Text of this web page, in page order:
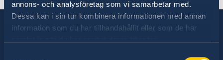
annons- och analysföretag som vi samarbetar med.
Dessa kan i sin tur kombinera informationen med annan
information som du har tillhandahållit eller som de har
Sverige har diplomatiska förbindelser med i